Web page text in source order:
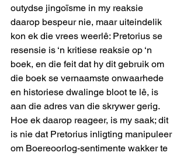
outydse jingoïsme in my reaksie
daarop bespeur nie, maar uiteindelik
kon ek die vrees weerlê: Pretorius se
resensie is ‘n kritiese reaksie op ‘n
boek, en die feit dat hy dit gebruik om
die boek se vernaamste onwaarhede
en historiese dwalinge bloot te lê, is
aan die adres van die skrywer gerig.
Hoe ek daarop reageer, is my saak; dit
is nie dat Pretorius inligting manipuleer
om Boereoorlog-sentimente wakker te